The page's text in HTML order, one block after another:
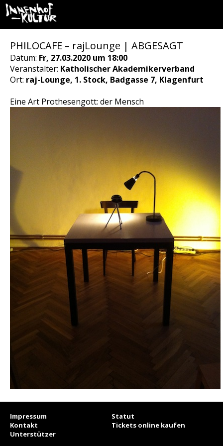
PHILOCAFE – rajLounge | ABGESAGT
Datum: Fr, 27.03.2020 um 18:00
Veranstalter: Katholischer Akademikerverband
Ort: raj-Lounge, 1. Stock, Badgasse 7, Klagenfurt
Eine Art Prothesengott: der Mensch
Impressum
Statut
Kontakt
Tickets online kaufen
Unterstützer